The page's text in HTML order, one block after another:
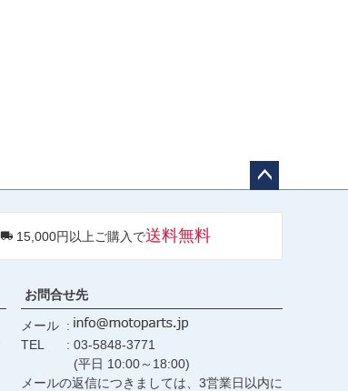
へ
15,000円以上ご購入で送料無料
お問合せ先
メール
TEL
03-5848-3771
(平日 10:00～18:00)
メールの返信につきましては、3営業日以内に